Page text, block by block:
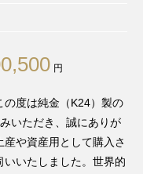
円
の度は純金（K24）製の
いただき、誠にありが
や資産用として購入さ
いたしました。世界的